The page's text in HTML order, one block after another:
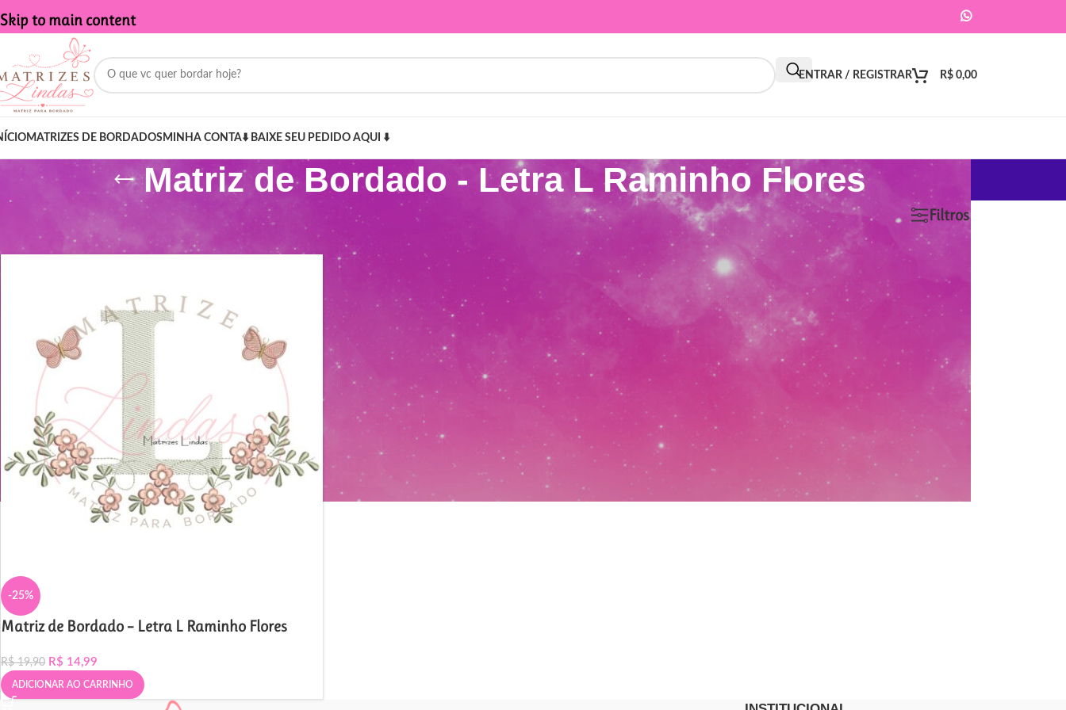
Skip to main content
ENTRAR / REGISTRAR R$ 0,00
MATRIZES DE BORDADOSMINHA CONTA⬇️ BAIXE SEU PEDIDO AQUI ⬇️
Matriz de Bordado - Letra L Raminho Flores
Produtos marcados com a tag “Matriz de Bordado - Letra L Raminho Flores” Mostrar 9 18 24 Filtros
-25%
Matriz de Bordado – Letra L Raminho Flores
R$19,90 R$ 14,99
ADICIONAR AO CARRINHO